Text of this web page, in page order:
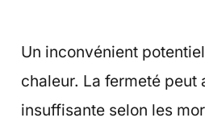
Un inconvénient
chaleur. La fermeté peut
insuffisante selon les